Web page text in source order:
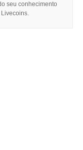
seu conhecimento